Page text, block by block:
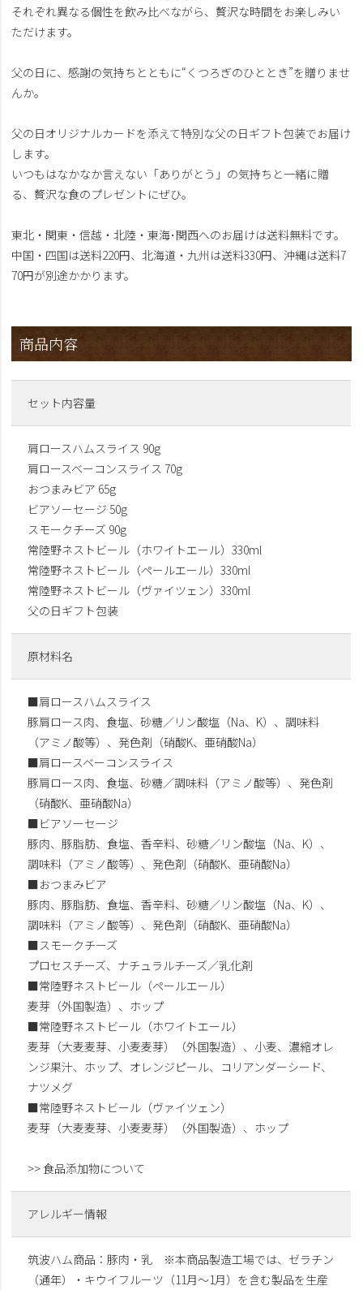
それぞれ異なる個性を飲み比べながら、贅沢な時間をお楽しみい
ただけます。
父の日に、感謝の気持ちとともに“くつろぎのひととき”を贈りませ
んか。
父の日オリジナルカードを添えて特別な父の日ギフト包装でお届け
します。
いつもはなかなか言えない「ありがとう」の気持ちと一緒に贈
る、贅沢な食のプレゼントにぜひ。
東北・関東・信越・北陸・東海･関西へのお届けは送料無料です。
中国・四国は送料220円、北海道・九州は送料330円、沖縄は送料7
70円が別途かかります。
商品内容
セット内容量
肩ロースハムスライス 90g
肩ロースベーコンスライス 70g
おつまみビア 65g
ビアソーセージ 50g
スモークチーズ 90g
常陸野ネストビール（ホワイトエール）330ml
常陸野ネストビール（ペールエール）330ml
常陸野ネストビール（ヴァイツェン）330ml
父の日ギフト包装
原材料名
■肩ロースハムスライス
豚肩ロース肉、食塩、砂糖／リン酸塩（Na、K）、調味料
（アミノ酸等）、発色剤（硝酸K、亜硝酸Na）
■肩ロースベーコンスライス
豚肩ロース肉、食塩、砂糖／調味料（アミノ酸等）、発色剤
（硝酸K、亜硝酸Na）
■ビアソーセージ
豚肉、豚脂肪、食塩、香辛料、砂糖／リン酸塩（Na、K）、
調味料（アミノ酸等）、発色剤（硝酸K、亜硝酸Na）
■おつまみビア
豚肉、豚脂肪、食塩、香辛料、砂糖／リン酸塩（Na、K）、
調味料（アミノ酸等）、発色剤（硝酸K、亜硝酸Na）
■スモークチーズ
プロセスチーズ、ナチュラルチーズ／乳化剤
■常陸野ネストビール（ペールエール）
麦芽（外国製造）、ホップ
■常陸野ネストビール（ホワイトエール）
麦芽（大麦麦芽、小麦麦芽）（外国製造）、小麦、濃縮オレ
ンジ果汁、ホップ、オレンジピール、コリアンダーシード、
ナツメグ
■常陸野ネストビール（ヴァイツェン）
麦芽（大麦麦芽、小麦麦芽）（外国製造）、ホップ
>> 食品添加物について
アレルギー情報
筑波ハム商品：豚肉・乳 ※本商品製造工場では、ゼラチン
（通年）・キウイフルーツ（11月～1月）を含む製品を生産